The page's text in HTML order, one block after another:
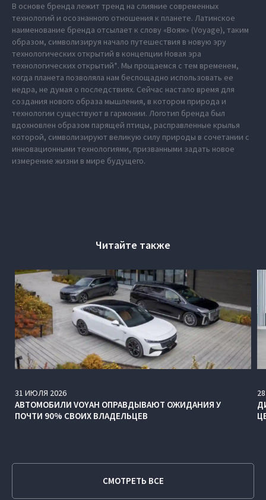
В основе бренда лежит тренд на слияние современных
технологий и осознанного отношения к планете. Латинское
наименование бренда отсылает к слову «Вояж» (Voyage), таким
образом, символизируя начало путешествия в новую эру
технологических открытий в концепции Новая эра
технологических открытий*. Мы прощаемся с тем временем,
когда планета позволяла нам беспощадно использовать ее
недра, не думая о последствиях. Сейчас настало время для
создания нового образа мышления, в котором природа и
технологии существуют в гармонии. Логотип бренда был
вдохновлен образом парящей птицы, расправленные крылья
которой, символизируют великую силу природы в сочетании с
инновационными технологиями, призванными задать новое
измерение жизни в мире будущего.
Читайте также
31 ИЮЛЯ 2026
АВТОМОБИЛИ VOYAH ОПРАВДЫВАЮТ ОЖИДАНИЯ У
ПОЧТИ 90% СВОИХ ВЛАДЕЛЬЦЕВ
28
СМОТРЕТЬ ВСЕ